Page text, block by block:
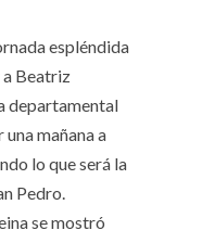
espléndida
a Beatriz
departamental
mañana a
lo que será la
Pedro.
se mostró